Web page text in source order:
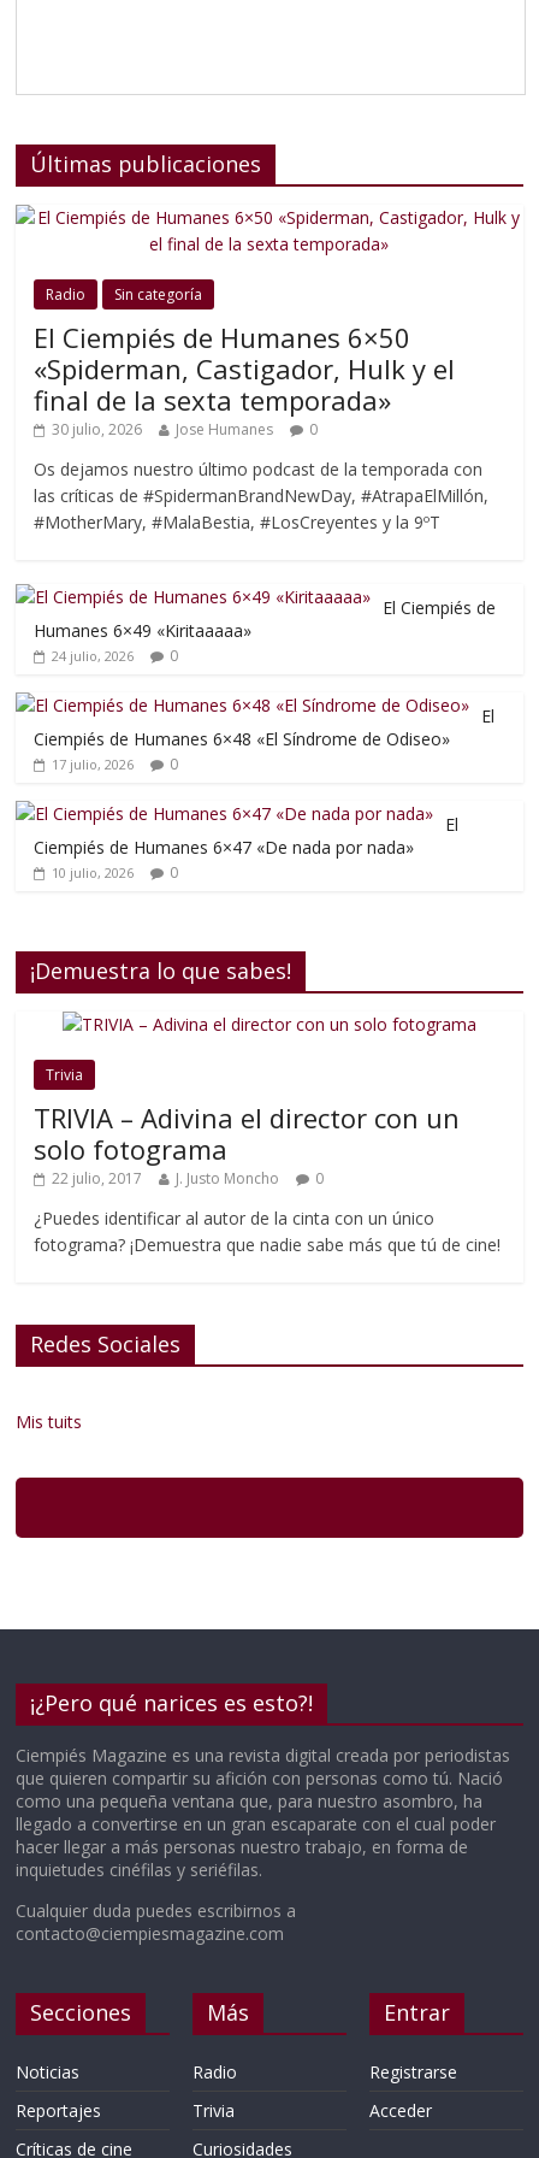
Últimas publicaciones
Radio Sin categoría
El Ciempiés de Humanes 6×50
«Spiderman, Castigador, Hulk y el
final de la sexta temporada»
30 julio, 2026 Jose Humanes 0
Os dejamos nuestro último podcast de la temporada con
las críticas de #SpidermanBrandNewDay, #AtrapaElMillón,
#MotherMary, #MalaBestia, #LosCreyentes y la 9ºT
El Ciempiés de
Humanes 6×49 «Kiritaaaaa»
24 julio, 2026 0
El
Ciempiés de Humanes 6×48 «El Síndrome de Odiseo»
17 julio, 2026 0
El
Ciempiés de Humanes 6×47 «De nada por nada»
10 julio, 2026 0
¡Demuestra lo que sabes!
Trivia
TRIVIA – Adivina el director con un
solo fotograma
22 julio, 2017 J. Justo Moncho 0
¿Puedes identificar al autor de la cinta con un único
fotograma? ¡Demuestra que nadie sabe más que tú de cine!
Redes Sociales
Mis tuits
¡¿Pero qué narices es esto?!
Ciempiés Magazine es una revista digital creada por periodistas
que quieren compartir su afición con personas como tú. Nació
como una pequeña ventana que, para nuestro asombro, ha
llegado a convertirse en un gran escaparate con el cual poder
hacer llegar a más personas nuestro trabajo, en forma de
inquietudes cinéfilas y seriéfilas.
Cualquier duda puedes escribirnos a
contacto@ciempiesmagazine.com
Secciones
Noticias
Reportajes
Críticas de cine
Más
Radio
Trivia
Curiosidades
Entrar
Registrarse
Acceder